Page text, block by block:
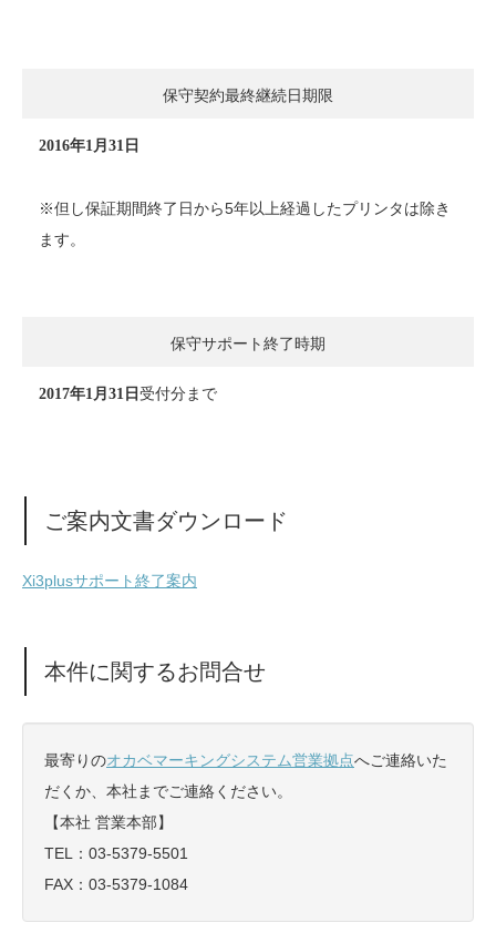
保守契約最終継続日期限
2016年1月31日
※但し保証期間終了日から5年以上経過したプリンタは除き
ます。
保守サポート終了時期
2017年1月31日 受付分まで
ご案内文書ダウンロード
Xi3plusサポート終了案内
本件に関するお問合せ
最寄りのオカベマーキングシステム営業拠点へご連絡いた
だくか、本社までご連絡ください。
【本社 営業本部】
TEL：03-5379-5501
FAX：03-5379-1084